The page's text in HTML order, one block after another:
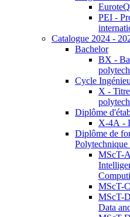
PEI -
Catalogue 2024 -
Bachelor
BX -
Cycle
X -
Diplôme
X-4A -
Diplôme de
MScT-
MScT-
MScT-
Data